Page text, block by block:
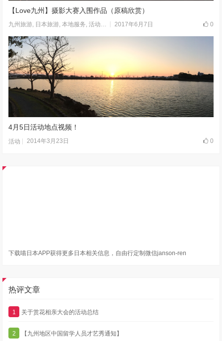
【Love九州】摄影大赛入围作品（原稿欣赏）
九州旅游, 日本旅游,本地服务,活动,走进日本2017年6月7日 0
4月5日活动地点视频！
活动 2014年3月23日 0
下载喵日本APP获得更多日本相关信息，自由行定制微信janson-ren
热评文章
1 关于赏花相亲大会的活动总结
2 【九州地区中国留学人员才艺秀通知】